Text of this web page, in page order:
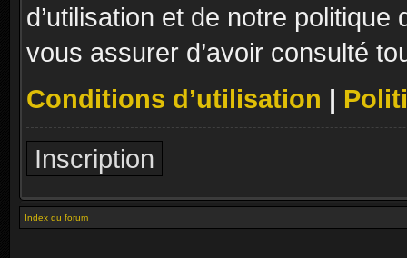
d’utilisation et de notre
vous assurer d’avoir consulté
Conditions d’utilisation |
Inscription
Index du forum